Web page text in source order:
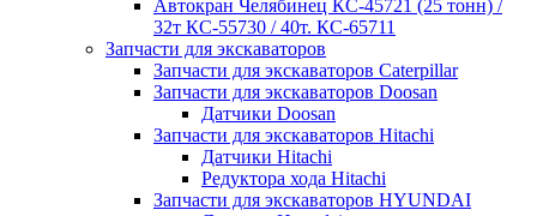
Автокран Челябинец КС-45721 (25 тонн) /
32т КС-55730 / 40т. КС-65711
Запчасти для экскаваторов
Запчасти для экскаваторов Caterpillar
Запчасти для экскаваторов Doosan
Датчики Doosan
Запчасти для экскаваторов Hitachi
Датчики Hitachi
Редуктора хода Hitachi
Запчасти для экскаваторов HYUNDAI